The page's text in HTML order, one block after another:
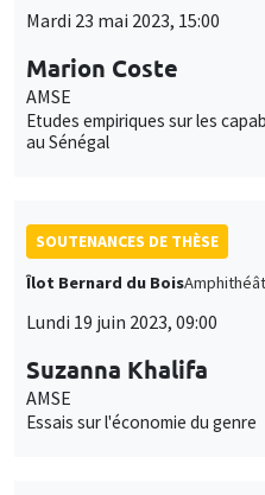
Mardi 23 mai 2023, 15:00
Marion Coste
AMSE
Etudes empiriques sur les
au Sénégal
SOUTENANCES DE THÈSE
Îlot Bernard du Bois
Lundi 19 juin 2023, 09:00
Suzanna Khalifa
AMSE
Essais sur l'économie du genre